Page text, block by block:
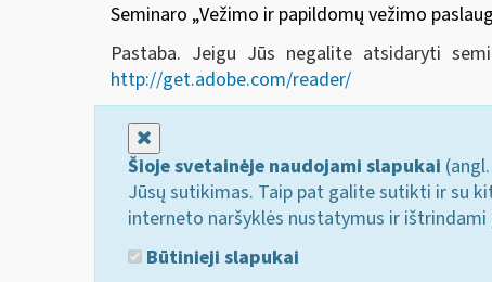
Seminaro „Vežimo ir papildomų vežimo
Pastaba. Jeigu Jūs negalite atsidaryti
http://get.adobe.com/reader/
Šioje svetainėje naudojami slapukai
Jūsų sutikimas. Taip pat galite sutikti ir su
interneto naršyklės nustatymus ir
Būtinieji slapukai